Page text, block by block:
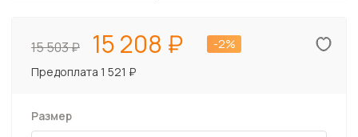
15 503 15 208
-2%
Предоплата 1 521 ₽
Размер